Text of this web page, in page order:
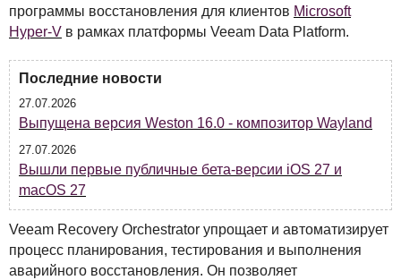
программы восстановления для клиентов Microsoft
Hyper-V в рамках платформы Veeam Data Platform.
Последние новости
27.07.2026
Выпущена версия Weston 16.0 - композитор Wayland
27.07.2026
Вышли первые публичные бета-версии iOS 27 и
macOS 27
Veeam Recovery Orchestrator упрощает и автоматизирует
процесс планирования, тестирования и выполнения
аварийного восстановления. Он позволяет